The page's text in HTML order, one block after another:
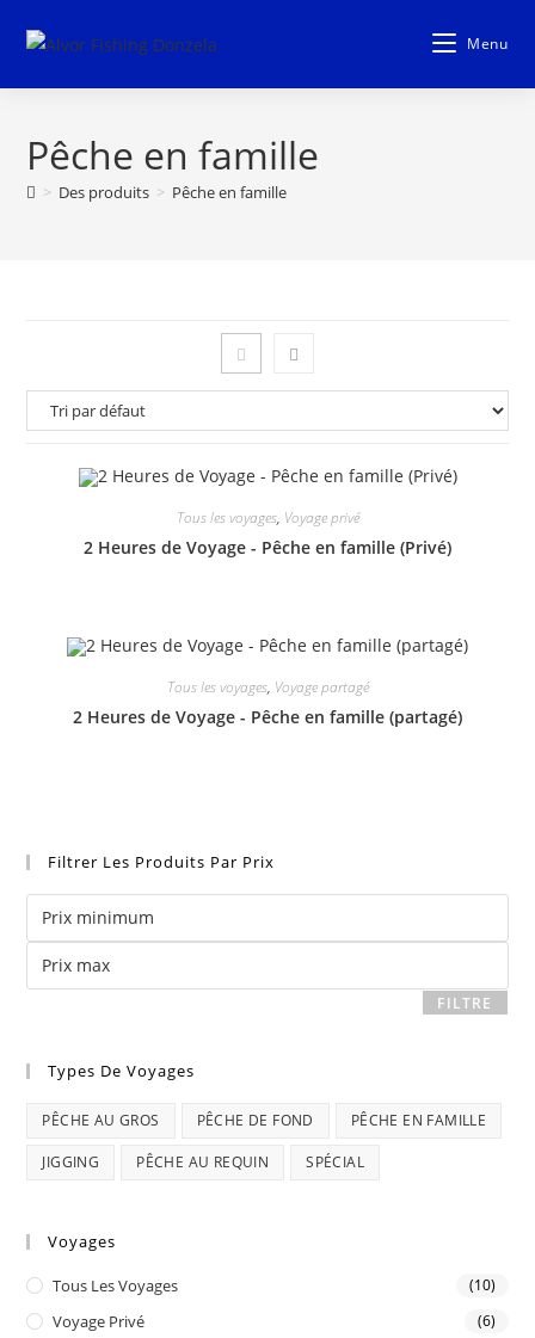
Menu
Pêche en famille
> Des produits > Pêche en famille
Tous les voyages, Voyage privé
2 Heures de Voyage - Pêche en famille (Privé)
Tous les voyages, Voyage partagé
2 Heures de Voyage - Pêche en famille (partagé)
Filtrer Les Produits Par Prix
minimum
FILTRE
Types De Voyages
PÊCHE AU GROS PÊCHE DE FOND PÊCHE EN FAMILLE
JIGGING PÊCHE AU REQUIN SPÉCIAL
Voyages
Tous Les Voyages (10)
Voyage Privé (6)